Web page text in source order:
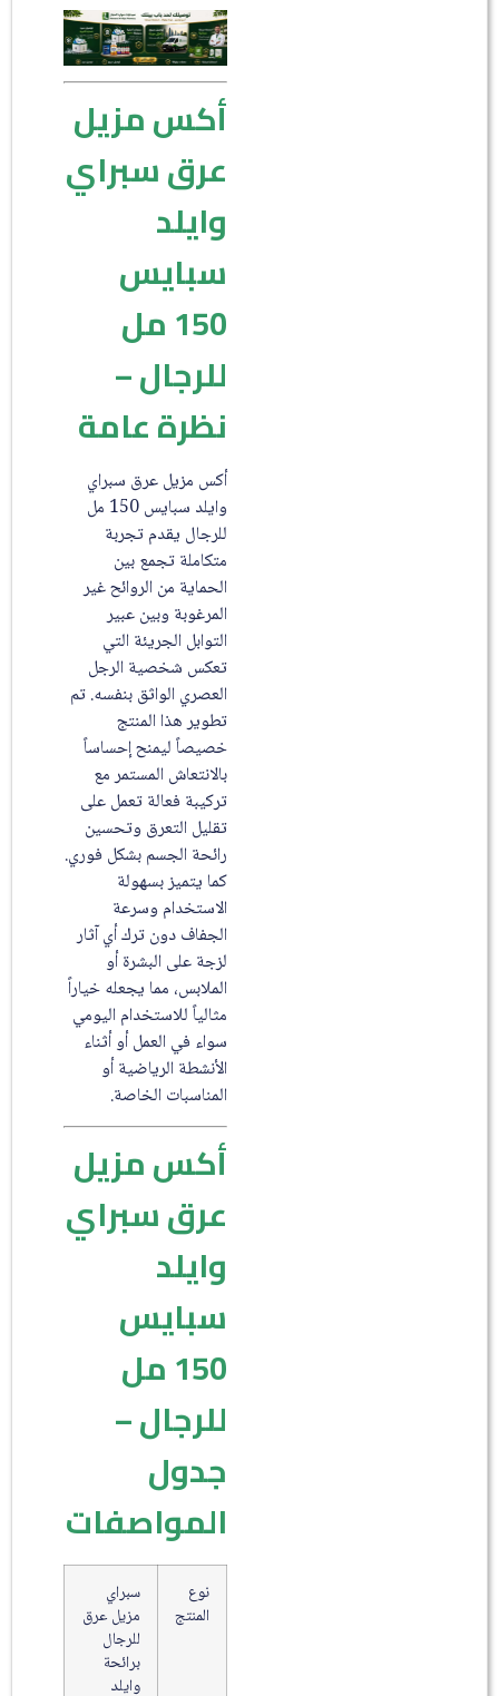
أكس مزيل
عرق سبراي
وايلد
سبايس
150 مل
للرجال –
نظرة عامة
أكس مزيل عرق سبراي
وايلد سبايس 150 مل
للرجال يقدم تجربة
متكاملة تجمع بين
الحماية من الروائح غير
المرغوبة وبين عبير
التوابل الجريئة التي
تعكس شخصية الرجل
العصري الواثق بنفسه. تم
تطوير هذا المنتج
خصيصاً ليمنح إحساساً
بالانتعاش المستمر مع
تركيبة فعالة تعمل على
تقليل التعرق وتحسين
رائحة الجسم بشكل فوري.
كما يتميز بسهولة
الاستخدام وسرعة
الجفاف دون ترك أي آثار
لزجة على البشرة أو
الملابس، مما يجعله خياراً
مثالياً للاستخدام اليومي
سواء في العمل أو أثناء
الأنشطة الرياضية أو
المناسبات الخاصة.
أكس مزيل
عرق سبراي
وايلد
سبايس
150 مل
للرجال –
جدول
المواصفات
نوع
المنتج
سبراي
مزيل عرق
للرجال
برائحة
وايلد